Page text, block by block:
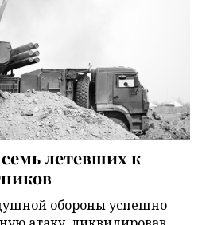
летевших к
обороны успешно